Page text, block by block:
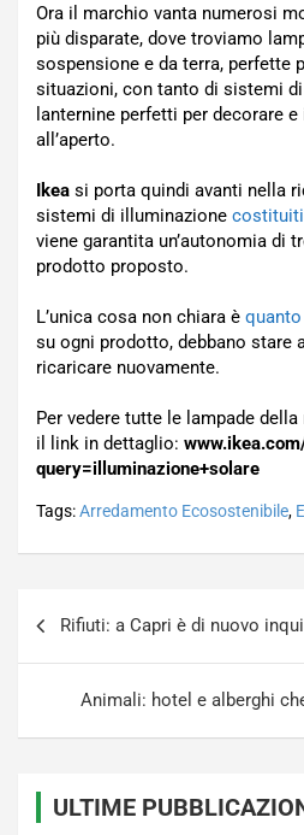
Ora il marchio vanta numerosi
più disparate, dove troviamo
sospensione e da terra, perfette
situazioni, con tanto di sistemi
lanternine perfetti per decorare
all’aperto.
Ikea si porta quindi avanti nella
sistemi di illuminazione
viene garantita un’autonomia di
prodotto proposto.
L’unica cosa non chiara è
su ogni prodotto, debbano stare
ricaricare nuovamente.
Per vedere tutte le lampade
il link in dettaglio:
query=illuminazione+solare
Tags:Arredamento Ecosostenibile,
Rifiuti: a Capri è di nuovo
Animali: hotel e alberghi
ULTIME